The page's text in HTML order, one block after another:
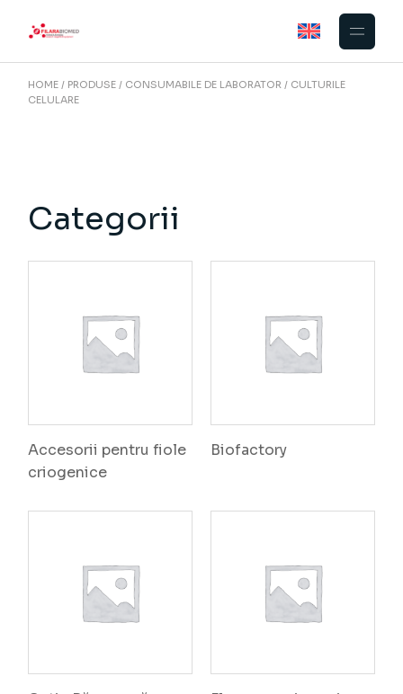
HOME PRODUSE CONSUMABILE DE LABORATOR
CULTURILE
CELULARE
Categorii
Accesorii pentru fiole
criogenice
Biofactory